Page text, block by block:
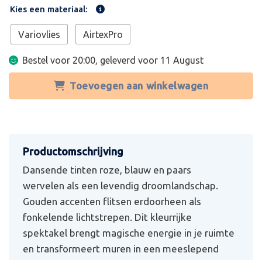
Kies een materiaal:
Variovlies AirtexPro
Bestel voor 20:00, geleverd voor 11 August
Toevoegen aan winkelwagen
Dansende tinten roze, blauw en paars
wervelen als een levendig droomlandschap.
Gouden accenten flitsen erdoorheen als
fonkelende lichtstrepen. Dit kleurrijke
spektakel brengt magische energie in je ruimte
en transformeert muren in een meeslepend